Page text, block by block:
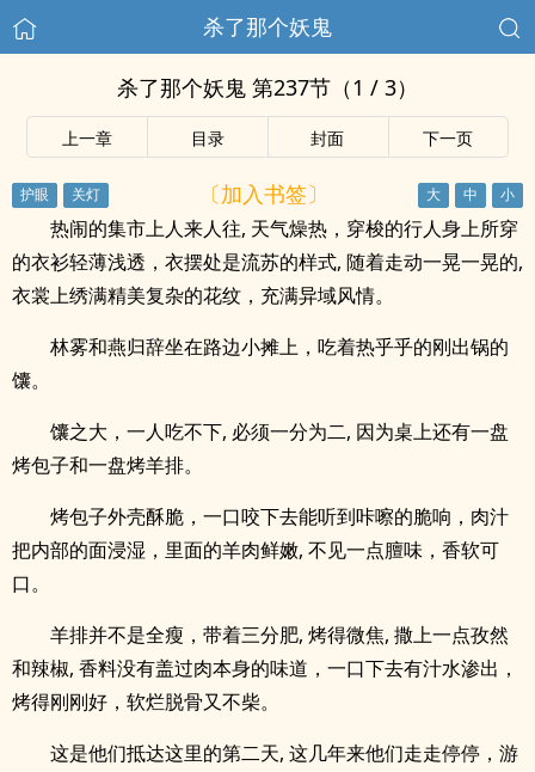
杀了那个妖鬼
杀了那个妖鬼 第237节（1 / 3）
上一章 目录 封面 下一页
〔加入书签〕
热闹的集市上人来人往, 天气燥热，穿梭的行人身上所穿
的衣衫轻薄浅透，衣摆处是流苏的样式, 随着走动一晃一晃的,
衣裳上绣满精美复杂的花纹，充满异域风情。
林雾和燕归辞坐在路边小摊上，吃着热乎乎的刚出锅的
馕。
馕之大，一人吃不下, 必须一分为二, 因为桌上还有一盘
烤包子和一盘烤羊排。
烤包子外壳酥脆，一口咬下去能听到咔嚓的脆响，肉汁
把内部的面浸湿，里面的羊肉鲜嫩, 不见一点膻味，香软可
口。
羊排并不是全瘦，带着三分肥, 烤得微焦, 撒上一点孜然
和辣椒, 香料没有盖过肉本身的味道，一口下去有汁水渗出，
烤得刚刚好，软烂脱骨又不柴。
这是他们抵达这里的第二天, 这几年来他们走走停停，游